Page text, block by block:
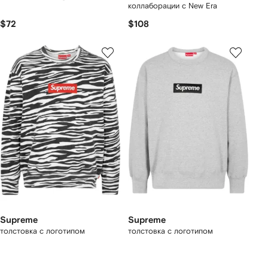
$72
коллаборации с New Era
$108
Supreme
толстовка с логотипом
Supreme
толстовка с логотипом